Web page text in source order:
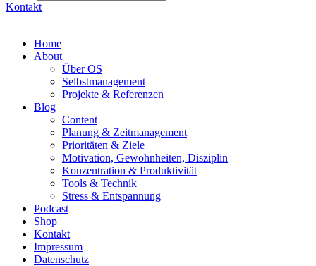
Kontakt
Home
About
Über OS
Selbstmanagement
Projekte & Referenzen
Blog
Content
Planung & Zeitmanagement
Prioritäten & Ziele
Motivation, Gewohnheiten, Disziplin
Konzentration & Produktivität
Tools & Technik
Stress & Entspannung
Podcast
Shop
Kontakt
Impressum
Datenschutz